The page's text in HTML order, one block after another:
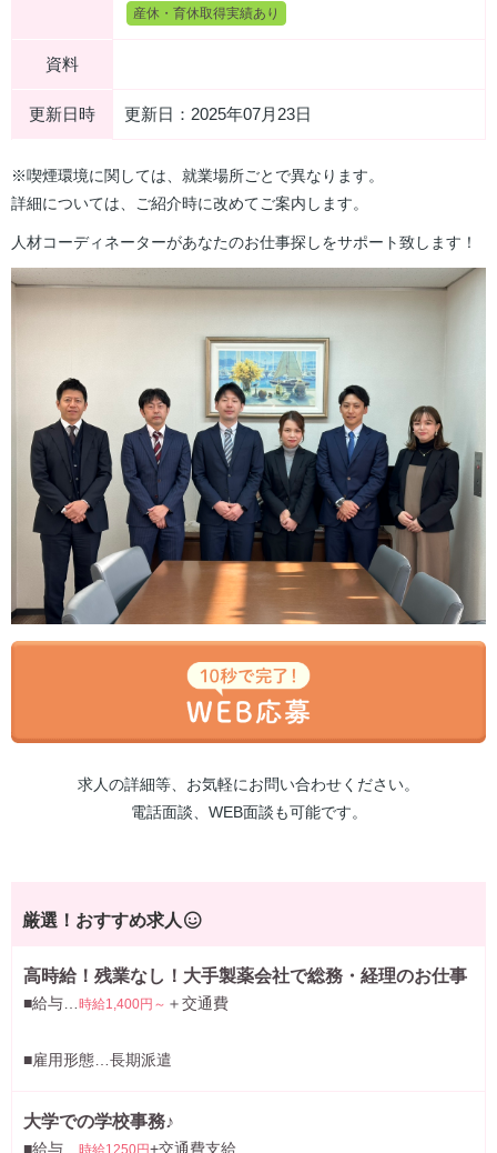
産休・育休取得実績あり
資料
更新日時 更新日：2025年07月23日
※喫煙環境に関しては、就業場所ごとで異なります。
詳細については、ご紹介時に改めてご案内します。
人材コーディネーターがあなたのお仕事探しをサポート致します！
求人の詳細等、お気軽にお問い合わせください。
電話面談、WEB面談も可能です。
厳選！おすすめ求人
高時給！残業なし！大手製薬会社で総務・経理のお仕事
■給与… 時給1,400円～ ＋交通費
■雇用形態…長期派遣
大学での学校事務♪
■給与… +交通費支給